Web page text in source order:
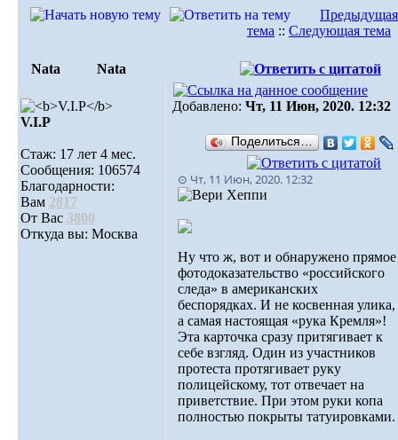
Предыдущая
тема :: Следующая тема
Nata Nata
V.I.Р
Стаж: 17 лет 4 мес.
Сообщения: 106574
Благодарности:
Вам 2817
От Вас 3800
Откуда вы: Москва
Добавлено: Чт, 11 Июн, 2020. 12:32
Поделиться…
⊙ Чт, 11 Июн, 2020. 12:32
Ну что ж, вот и обнаружено прямое
фотодоказательство «российского
следа» в американских
беспорядках. И не косвенная улика,
а самая настоящая «рука Кремля»!
Эта карточка сразу притягивает к
себе взгляд. Один из участников
протеста протягивает руку
полицейскому, тот отвечает на
приветствие. При этом руки копа
полностью покрыты татуировками.